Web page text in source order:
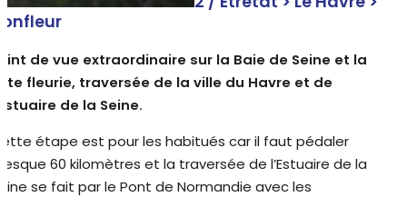
de vue extraordinaire sur la Baie de Seine et la
fleurie, traversée de la ville du Havre et de
de la Seine.
étape est pour les habitués car il faut pédaler
60 kilomètres et la traversée de l’Estuaire de la
se fait par le Pont de Normandie avec les